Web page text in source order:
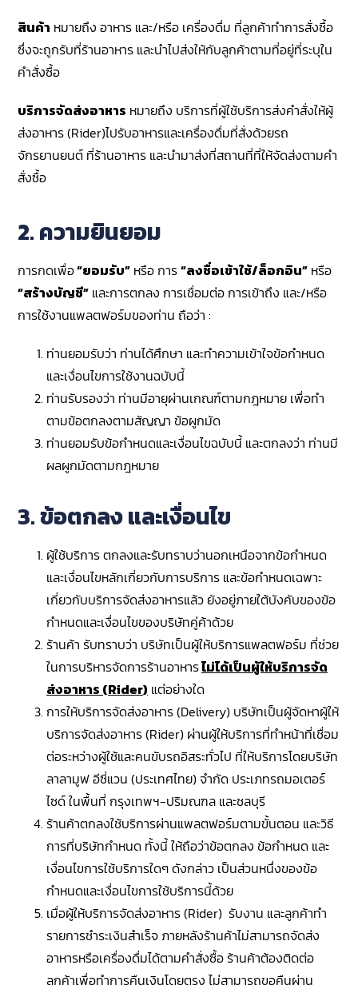
สินค้า หมายถึง อาหาร และ/หรือ เครื่องดื่ม ที่ลูกค้าทำการสั่งซื้อ
ซึ่งจะถูกรับที่ร้านอาหาร และนำไปส่งให้กับลูกค้าตามที่อยู่ที่ระบุใน
คำสั่งซื้อ
บริการจัดส่งอาหาร หมายถึง บริการที่ผู้ใช้บริการส่งคำสั่งให้ผู้
ส่งอาหาร (Rider)ไปรับอาหารและเครื่องดื่มที่สั่งด้วยรถ
จักรยานยนต์ ที่ร้านอาหาร และนำมาส่งที่สถานที่ที่ให้จัดส่งตามคำ
สั่งซื้อ
2.ความยินยอม
การกดเพื่อ“ยอมรับ” หรือ การ“ลงชื่อเข้าใช้/ล็อกอิน” หรือ
“สร้างบัญชี” และการตกลง การเชื่อมต่อ การเข้าถึง และ/หรือ
การใช้งานแพลตฟอร์มของท่าน ถือว่า :
ท่านยอมรับว่า ท่านได้ศึกษา และทำความเข้าใจข้อกำหนด
และเงื่อนไขการใช้งานฉบับนี้
ท่านรับรองว่า ท่านมีอายุผ่านเกณฑ์ตามกฎหมาย เพื่อทำ
ตามข้อตกลงตามสัญญา ข้อผูกมัด
ท่านยอมรับข้อกำหนดและเงื่อนไขฉบับนี้ และตกลงว่า ท่านมี
ผลผูกมัดตามกฎหมาย
3. ข้อตกลง และเงื่อนไข
ผู้ใช้บริการ ตกลงและรับทราบว่านอกเหนือจากข้อกำหนด
และเงื่อนไขหลักเกี่ยวกับการบริการ และข้อกำหนดเฉพาะ
เกี่ยวกับบริการจัดส่งอาหารแล้ว ยังอยู่ภายใต้บังคับของข้อ
กำหนดและเงื่อนไขของบริษัทคู่ค้าด้วย
ร้านค้า รับทราบว่า บริษัทเป็นผู้ให้บริการแพลตฟอร์ม ที่ช่วย
ในการบริหารจัดการร้านอาหารไม่ได้เป็นผู้ให้บริการจัด
ส่งอาหาร (Rider) แต่อย่างใด
การให้บริการจัดส่งอาหาร (Delivery) บริษัทเป็นผู้จัดหาผู้ให้
บริการจัดส่งอาหาร (Rider) ผ่านผู้ให้บริการที่ทำหน้าที่เชื่อม
ต่อระหว่างผู้ใช้และคนขับรถอิสระทั่วไป ที่ให้บริการโดยบริษัท
ลาลามูฟ อีซี่แวน (ประเทศไทย) จำกัด ประเภทรถมอเตอร์
ไซด์ ในพื้นที่ กรุงเทพฯ-ปริมณฑล และชลบุรี
ร้านค้าตกลงใช้บริการผ่านแพลตฟอร์มตามขั้นตอน และวิธี
การที่บริษัทกำหนด ทั้งนี้ ให้ถือว่าข้อตกลง ข้อกำหนด และ
เงื่อนไขการใช้บริการใดๆ ดังกล่าว เป็นส่วนหนึ่งของข้อ
กำหนดและเงื่อนไขการใช้บริการนี้ด้วย
เมื่อผู้ให้บริการจัดส่งอาหาร (Rider) รับงาน และลูกค้าทำ
รายการชำระเงินสำเร็จ ภายหลังร้านค้าไม่สามารถจัดส่ง
อาหารหรือเครื่องดื่มได้ตามคำสั่งซื้อ ร้านค้าต้องติดต่อ
ลูกค้าเพื่อทำการคืนเงินโดยตรง ไม่สามารถขอคืนผ่าน